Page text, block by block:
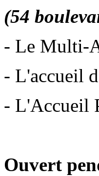
(54
- Le Multi-
- L'accueil
- L'Accueil
Ouvert